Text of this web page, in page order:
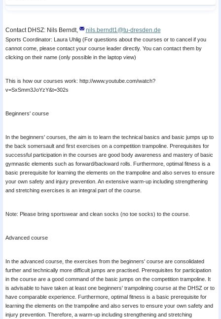
Contact DHSZ: Nils Berndt, nils.berndt1@tu-dresden.de
Sports Coordinator: Laura Uhlig (For questions about the courses or to cancel if you
cannot come, please contact your course leader directly. You can contact them by
clicking on their name (only possible in the laptop view)
This is how our courses work: http://www.youtube.com/watch?
v=SxSmm3JoYzY&t=302s
Beginners' course
In the beginners' courses, the aim is to learn the technical basics and basic jumps up to
the back somersault and first exercises on a competition trampoline. Prerequisites for
successful participation in the courses are good body awareness and mastery of basic
gymnastic elements such as forward/backward rolls. Furthermore, optimal fitness is a
basic prerequisite for learning the elements on the trampoline and also serves to ensure
your own safety and injury prevention. An extensive warm-up including strengthening
and stretching exercises is an integral part of the course.
Note: Please bring sportswear and clean socks (no toe socks) to the course.
Advanced course
In the advanced course, the exercises from the beginners' course are consolidated
further and technically more difficult jumps are practised. Prerequisites for participation
in the course are a good command of the basic jumps on the competition trampoline. It
is advisable to have taken at least one beginners' trampolining course at the DHSZ or to
have comparable experience. Furthermore, optimal fitness is a basic prerequisite for
learning the elements on the trampoline and also serves to ensure your own safety and
injury prevention. Therefore, a warm-up including strengthening and stretching